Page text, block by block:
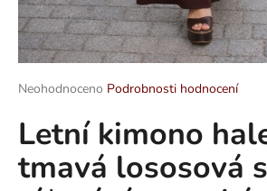
Průměrné
produktu
je
0,0
z
Neohodnoceno Podrobnosti hodnocení
Letní kimono
tmavá lososová
D
o